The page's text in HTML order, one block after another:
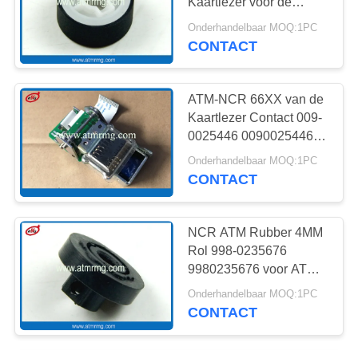
PRIVACYBELEID
Kaartlezer van 3Q8
Sankyo
Onderhandelbaar MOQ:1PC
CONTACT
ATM-NCR 66XX van de
Kaartlezer Contact 009-
0025446 0090025446
van de Kaartlezer
IMCRW IC
Onderhandelbaar MOQ:1PC
CONTACT
NCR ATM Rubber 4MM
Rol 998-0235676
9980235676 voor ATM-
de Lezer van de
Machinekaart
Onderhandelbaar MOQ:1PC
CONTACT